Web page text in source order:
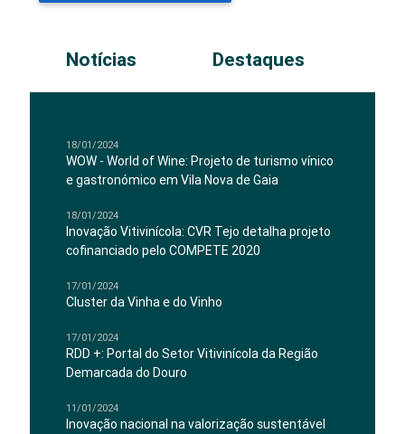
Notícias Destaques
18/01/2024
WOW - World of Wine: Projeto de turismo vínico
e gastronómico em Vila Nova de Gaia
18/01/2024
Inovação Vitivinícola: CVR Tejo detalha projeto
cofinanciado pelo COMPETE 2020
17/01/2024
Cluster da Vinha e do Vinho
17/01/2024
RDD +: Portal do Setor Vitivinícola da Região
Demarcada do Douro
11/01/2024
Inovação nacional na valorização sustentável